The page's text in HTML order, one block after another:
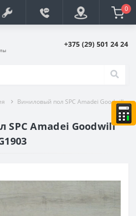
0
+375 (29) 501 24 24
Виниловый пол SPC Amadei Goodwill
SPC Amadei Goodwill